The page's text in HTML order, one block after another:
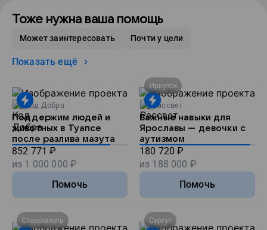
Тоже нужна ваша помощь
Может заинтересовать Почти у цели
Показать ещё
Код Добра
Поддержим людей и
животных в Туапсе
после разлива мазута
852 771 ₽
из 1 000 000 ₽
Помочь
Иркутск
Рассвет
Важные навыки для
Ярославы — девочки с
аутизмом
180 720 ₽
из 188 000 ₽
Помочь
Ставрополь Сургут